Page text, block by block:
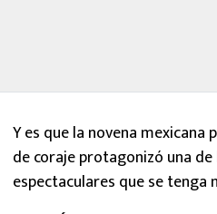
Y es que la novena mexicana
de coraje protagonizó una
espectaculares que se tenga